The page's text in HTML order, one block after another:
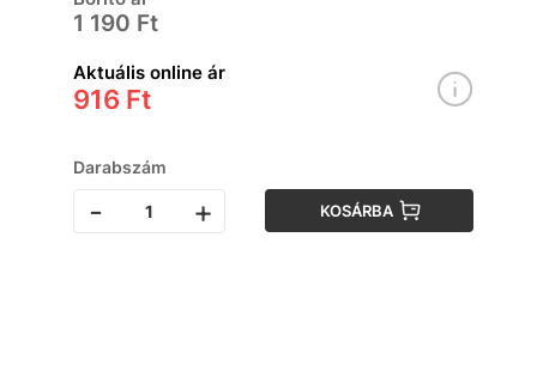
1 190 Ft
Aktuális online ár
916 Ft
Darabszám
- + KOSÁRBA